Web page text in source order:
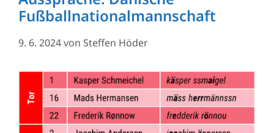
Fußballnationalmannschaft
9. 6. 2024von Steffen Höder